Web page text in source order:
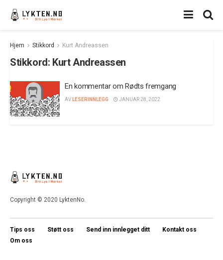
Hjem Stikkord Kurt Andreassen
Stikkord: Kurt Andreassen
En kommentar om Rødts fremgang
AV LESERINNLEGG JANUAR 28, 2022
Copyright © 2020 LyktenNo.
Tips oss Støtt oss Send inn innlegget ditt
Kontakt oss
Om oss